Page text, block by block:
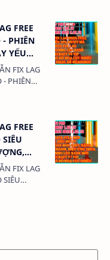
FREE
- PHIÊN
YẾU
FIX LAG
- PHIÊN
CHƠI
FREE
LAG
FIX LAG
SIÊU
CHỨC
LƯỢNG: